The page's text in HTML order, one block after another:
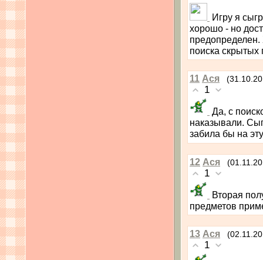
Игру я
хорошо - но
поиска скрытых
11 Ася
1
Да, с
наказывали.
забила бы на
12 Ася
1
Вторая
предметов
13 Ася
1